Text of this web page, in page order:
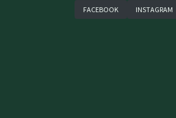
FACEBOOK
INSTAGRAM